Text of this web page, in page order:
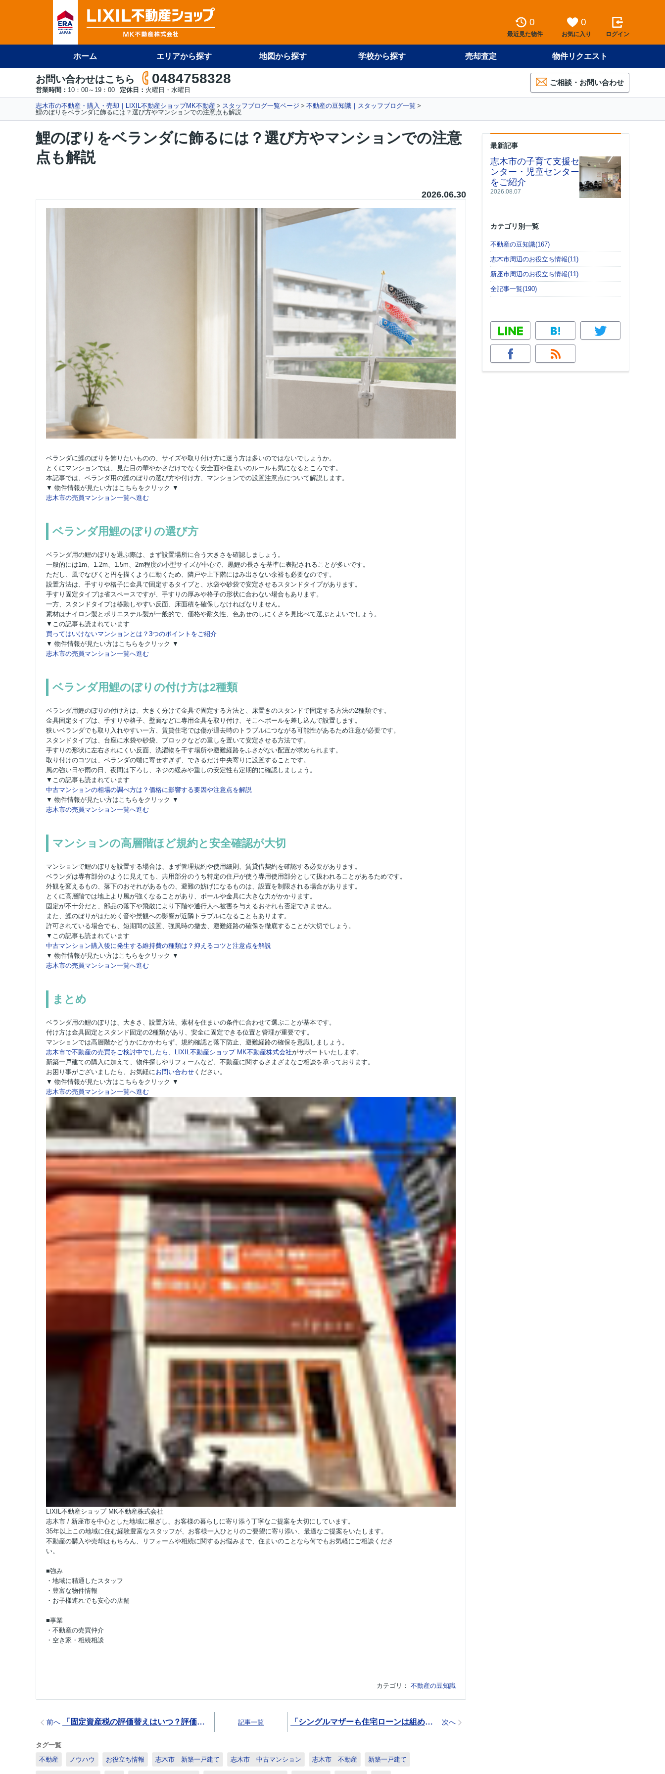
0
最近見た物件
0
お気に入り ログイン
ホーム エリアから探す 地図から探す 学校から探す 売却査定 物件リクエスト
お問い合わせはこちら 0484758328
営業時間： 10：00～19：00 定休日： 火曜日・水曜日
ご相談・お問い合わせ
志木市の不動産・購入・売却｜LIXIL不動産ショップMK不動産 スタッフブログ一覧ページ
不動産の豆知識｜スタッフブログ一覧
鯉のぼりをベランダに飾るには？選び方やマンションでの注意点も解説
鯉のぼりをベランダに飾るには？選び方やマンションでの注意
点も解説
2026.06.30
ベランダに鯉のぼりを飾りたいものの、サイズや取り付け方に迷う方は多いのではないでしょうか。
とくにマンションでは、見た目の華やかさだけでなく安全面や住まいのルールも気になるところです。
本記事では、ベランダ用の鯉のぼりの選び方や付け方、マンションでの設置注意点について解説します。
▼ 物件情報が見たい方はこちらをクリック ▼
志木市の売買マンション一覧へ進む
ベランダ用鯉のぼりの選び方
ベランダ用の鯉のぼりを選ぶ際は、まず設置場所に合う大きさを確認しましょう。
一般的には1m、1.2m、1.5m、2m程度の小型サイズが中心で、黒鯉の長さを基準に表記されることが多いです。
ただし、風でなびくと円を描くように動くため、隣戸や上下階にはみ出さない余裕も必要なのです。
設置方法は、手すりや格子に金具で固定するタイプと、水袋や砂袋で安定させるスタンドタイプがあります。
手すり固定タイプは省スペースですが、手すりの厚みや格子の形状に合わない場合もあります。
一方、スタンドタイプは移動しやすい反面、床面積を確保しなければなりません。
素材はナイロン製とポリエステル製が一般的で、価格や耐久性、色あせのしにくさを見比べて選ぶとよいでしょう。
▼この記事も読まれています
買ってはいけないマンションとは？3つのポイントをご紹介
▼ 物件情報が見たい方はこちらをクリック ▼
志木市の売買マンション一覧へ進む
ベランダ用鯉のぼりの付け方は2種類
ベランダ用鯉のぼりの付け方は、大きく分けて金具で固定する方法と、床置きのスタンドで固定する方法の2種類です。
金具固定タイプは、手すりや格子、壁面などに専用金具を取り付け、そこへポールを差し込んで設置します。
狭いベランダでも取り入れやすい一方、賃貸住宅では傷が退去時のトラブルにつながる可能性があるため注意が必要です。
スタンドタイプは、台座に水袋や砂袋、ブロックなどの重しを置いて安定させる方法です。
手すりの形状に左右されにくい反面、洗濯物を干す場所や避難経路をふさがない配置が求められます。
取り付けのコツは、ベランダの端に寄せすぎず、できるだけ中央寄りに設置することです。
風の強い日や雨の日、夜間は下ろし、ネジの緩みや重しの安定性も定期的に確認しましょう。
▼この記事も読まれています
中古マンションの相場の調べ方は？価格に影響する要因や注意点を解説
▼ 物件情報が見たい方はこちらをクリック ▼
志木市の売買マンション一覧へ進む
マンションの高層階ほど規約と安全確認が大切
マンションで鯉のぼりを設置する場合は、まず管理規約や使用細則、賃貸借契約を確認する必要があります。
ベランダは専有部分のように見えても、共用部分のうち特定の住戸が使う専用使用部分として扱われることがあるためです。
外観を変えるもの、落下のおそれがあるもの、避難の妨げになるものは、設置を制限される場合があります。
とくに高層階では地上より風が強くなることがあり、ポールや金具に大きな力がかかります。
固定が不十分だと、部品の落下や飛散により下階や通行人へ被害を与えるおそれも否定できません。
また、鯉のぼりがはためく音や景観への影響が近隣トラブルになることもあります。
許可されている場合でも、短期間の設置、強風時の撤去、避難経路の確保を徹底することが大切でしょう。
▼この記事も読まれています
中古マンション購入後に発生する維持費の種類は？抑えるコツと注意点を解説
▼ 物件情報が見たい方はこちらをクリック ▼
志木市の売買マンション一覧へ進む
まとめ
ベランダ用の鯉のぼりは、大きさ、設置方法、素材を住まいの条件に合わせて選ぶことが基本です。
付け方は金具固定とスタンド固定の2種類があり、安全に固定できる位置と管理が重要です。
マンションでは高層階かどうかにかかわらず、規約確認と落下防止、避難経路の確保を意識しましょう。
志木市で不動産の売買をご検討中でしたら、LIXIL不動産ショップ MK不動産株式会社がサポートいたします。
新築一戸建ての購入に加えて、物件探しやリフォームなど、不動産に関するさまざまなご相談を承っております。
お困り事がございましたら、お気軽に お問い合わせ ください。
▼ 物件情報が見たい方はこちらをクリック ▼
志木市の売買マンション一覧へ進む
LIXIL不動産ショップ MK不動産株式会社
志木市 / 新座市を中心とした地域に根ざし、お客様の暮らしに寄り添う丁寧なご提案を大切にしています。
35年以上この地域に住む経験豊富なスタッフが、お客様一人ひとりのご要望に寄り添い、最適なご提案をいたします。
不動産の購入や売却はもちろん、リフォームや相続に関するお悩みまで、住まいのことなら何でもお気軽にご相談くださ
い。
■強み
・地域に精通したスタッフ
・豊富な物件情報
・お子様連れでも安心の店舗
■事業
・不動産の売買仲介
・空き家・相続相談
カテゴリ： 不動産の豆知識
前へ 「固定資産税の評価替えはいつ？評価額の調べ方や税金との関係も解説」 記事一覧 「シングルマザーも住宅ローンは組める？審査や年収の目安とポイントも解説」 次へ
タグ一覧
不動産
ノウハウ お役立ち情報 志木市 新築一戸建て 志木市 中古マンション 志木市 不動産 新築一戸建て
最新記事
志木市の子育て支援セ
ンター・児童センター
をご紹介
2026.08.07
カテゴリ別一覧
不動産の豆知識(167)
志木市周辺のお役立ち情報(11)
新座市周辺のお役立ち情報(11)
全記事一覧(190)